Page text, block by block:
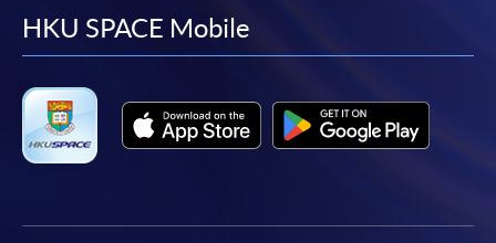
1. 現金、「易辦事」（EPS）、微信支付
(WeChat Pay) 或支付寶(Alipay)
申請人可親臨學院任何一所報名中心，以現金、「易
facebook
youtube
linkedin
HKU SPACE Mobile